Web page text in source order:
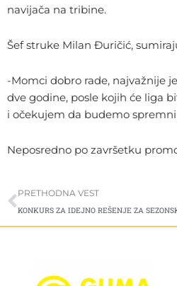
navijača na tribine.
Šef struke Milan Đuričić,
-Momci dobro rade, najvažnije
dve godine, posle kojih će liga
i očekujem da budemo
Neposredno po završetku
Prev
PRETHODNA VEST
KONKURS ZA IDEJNO REŠENJE ZA